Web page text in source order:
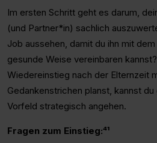
Im ersten Schritt geht es darum,
(und Partner*in) sachlich
Job aussehen, damit du ihn mit
gesunde Weise vereinbaren
Wiedereinstieg nach der Elternzeit
Gedankenstrichen planst, kannst
Vorfeld strategisch angehen.
Fragen zum Einstieg:⁴¹